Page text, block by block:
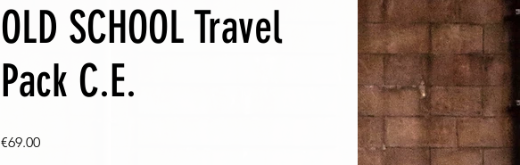
OLD SCHOOL Travel
Pack C.E.
€69.00Price